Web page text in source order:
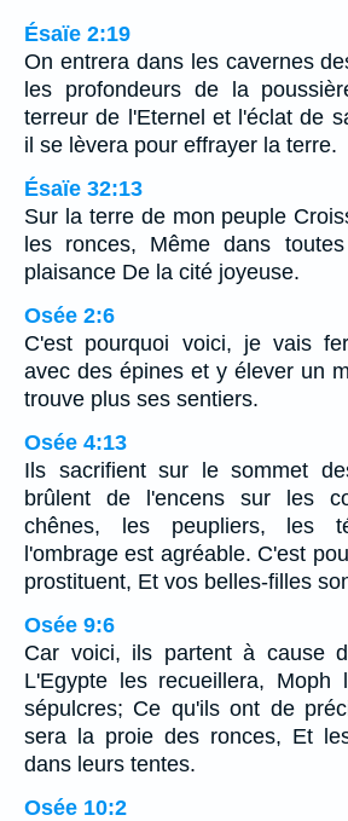
Ésaïe 2:19
On entrera dans les cavernes
les profondeurs de la
terreur de l'Eternel et l'éclat de
il se lèvera pour effrayer la terre.
Ésaïe 32:13
Sur la terre de mon peuple
les ronces, Même dans
plaisance De la cité joyeuse.
Osée 2:6
C'est pourquoi voici, je vais
avec des épines et y élever un
trouve plus ses sentiers.
Osée 4:13
Ils sacrifient sur le sommet
brûlent de l'encens sur les
chênes, les peupliers, les
l'ombrage est agréable. C'est
prostituent, Et vos belles-filles
Osée 9:6
Car voici, ils partent à cause
L'Egypte les recueillera, Moph
sépulcres; Ce qu'ils ont de
sera la proie des ronces, Et
dans leurs tentes.
Osée 10:2